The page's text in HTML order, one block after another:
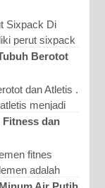
Sixpack Di
perut sixpack
Dengan
Berotot
dan Atletis .
menjadi
lelaki.
Fitness dan
fitnes
adalah